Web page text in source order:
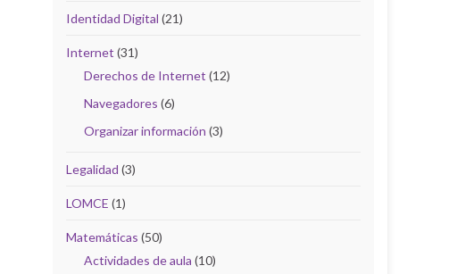
Identidad Digital (21)
Internet (31)
Derechos de Internet (12)
Navegadores (6)
Organizar información (3)
Legalidad (3)
LOMCE (1)
Matemáticas (50)
Actividades de aula (10)